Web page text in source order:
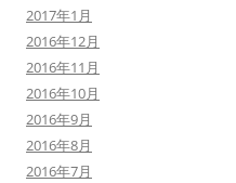
2017年1月
2016年12月
2016年11月
2016年10月
2016年9月
2016年8月
2016年7月